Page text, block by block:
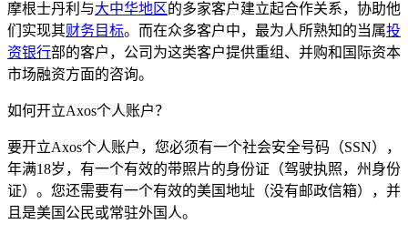
摩根士丹利与大中华地区的多家客户建立起合作关系，协助他
们实现其财务目标。而在众多客户中，最为人所熟知的当属投
资银行部的客户，公司为这类客户提供重组、并购和国际资本
市场融资方面的咨询。
如何开立Axos个人账户？
要开立Axos个人账户，您必须有一个社会安全号码（SSN），
年满18岁，有一个有效的带照片的身份证（驾驶执照，州身份
证）。您还需要有一个有效的美国地址（没有邮政信箱），并
且是美国公民或常驻外国人。